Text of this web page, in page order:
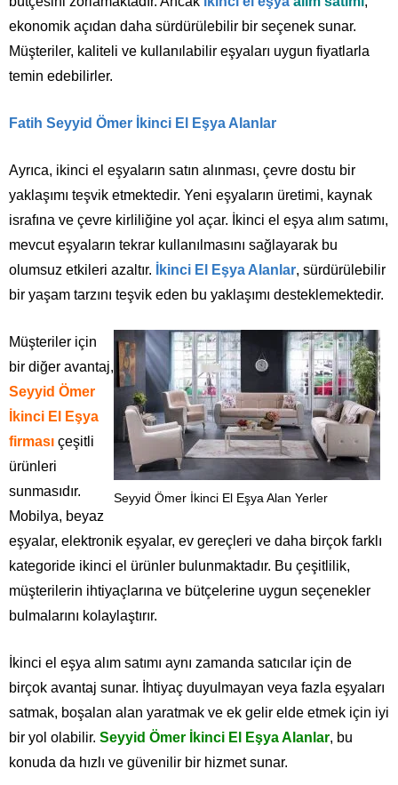
ekonomik açıdan daha sürdürülebilir bir seçenek sunar.
Müşteriler, kaliteli ve kullanılabilir eşyaları uygun fiyatlarla
temin edebilirler.
Fatih Seyyid Ömer İkinci El Eşya Alanlar
Ayrıca, ikinci el eşyaların satın alınması, çevre dostu bir
yaklaşımı teşvik etmektedir. Yeni eşyaların üretimi, kaynak
israfına ve çevre kirliliğine yol açar. İkinci el eşya alım satımı,
mevcut eşyaların tekrar kullanılmasını sağlayarak bu
olumsuz etkileri azaltır.
İkinci El Eşya Alanlar, sürdürülebilir
bir yaşam tarzını teşvik eden bu yaklaşımı desteklemektedir.
Seyyid Ömer İkinci El Eşya Alan Yerler
Müşteriler için
bir diğer avantaj,
Seyyid Ömer
İkinci El Eşya
firması çeşitli
ürünleri
sunmasıdır.
Mobilya, beyaz
eşyalar, elektronik eşyalar, ev gereçleri ve daha birçok farklı
kategoride ikinci el ürünler bulunmaktadır. Bu çeşitlilik,
müşterilerin ihtiyaçlarına ve bütçelerine uygun seçenekler
bulmalarını kolaylaştırır.
İkinci el eşya alım satımı aynı zamanda satıcılar için de
birçok avantaj sunar. İhtiyaç duyulmayan veya fazla eşyaları
satmak, boşalan alan yaratmak ve ek gelir elde etmek için iyi
bir yol olabilir. Seyyid Ömer İkinci El Eşya Alanlar, bu
konuda da hızlı ve güvenilir bir hizmet sunar.